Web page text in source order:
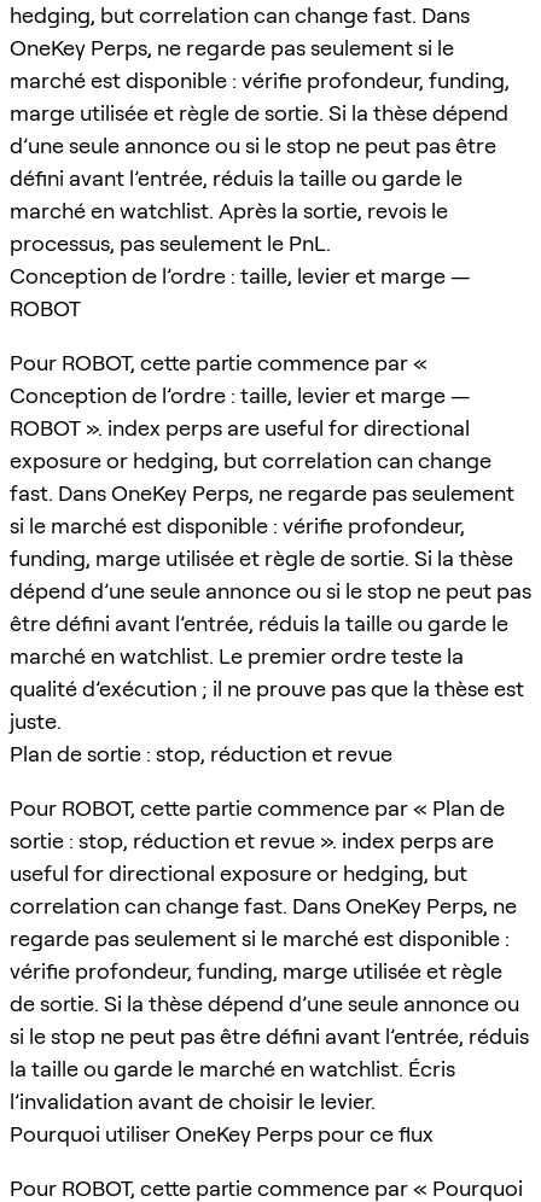
hedging, but correlation can change fast. Dans
OneKey Perps, ne regarde pas seulement si le
marché est disponible : vérifie profondeur, funding,
marge utilisée et règle de sortie. Si la thèse dépend
d’une seule annonce ou si le stop ne peut pas être
défini avant l’entrée, réduis la taille ou garde le
marché en watchlist. Après la sortie, revois le
processus, pas seulement le PnL.
Conception de l’ordre : taille, levier et marge —
ROBOT
Pour ROBOT, cette partie commence par «
Conception de l’ordre : taille, levier et marge —
ROBOT ». index perps are useful for directional
exposure or hedging, but correlation can change
fast. Dans OneKey Perps, ne regarde pas seulement
si le marché est disponible : vérifie profondeur,
funding, marge utilisée et règle de sortie. Si la thèse
dépend d’une seule annonce ou si le stop ne peut pas
être défini avant l’entrée, réduis la taille ou garde le
marché en watchlist. Le premier ordre teste la
qualité d’exécution ; il ne prouve pas que la thèse est
juste.
Plan de sortie : stop, réduction et revue
Pour ROBOT, cette partie commence par « Plan de
sortie : stop, réduction et revue ». index perps are
useful for directional exposure or hedging, but
correlation can change fast. Dans OneKey Perps, ne
regarde pas seulement si le marché est disponible :
vérifie profondeur, funding, marge utilisée et règle
de sortie. Si la thèse dépend d’une seule annonce ou
si le stop ne peut pas être défini avant l’entrée, réduis
la taille ou garde le marché en watchlist. Écris
l’invalidation avant de choisir le levier.
Pourquoi utiliser OneKey Perps pour ce flux
Pour ROBOT, cette partie commence par « Pourquoi